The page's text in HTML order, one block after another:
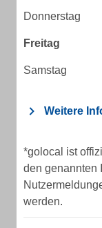
Donnerstag
Freitag
Samstag
Weitere
*golocal ist
den genannten
werden.